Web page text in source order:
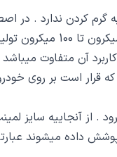
کردن ندارد . در
در ضخامتها و عرض های مختلفی
میکنید کاربرد آن
قرار است بر روی
داده میشوند